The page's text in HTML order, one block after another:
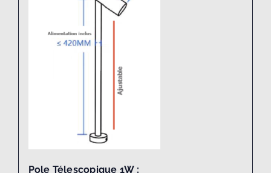
Pole Télescopique 1W :